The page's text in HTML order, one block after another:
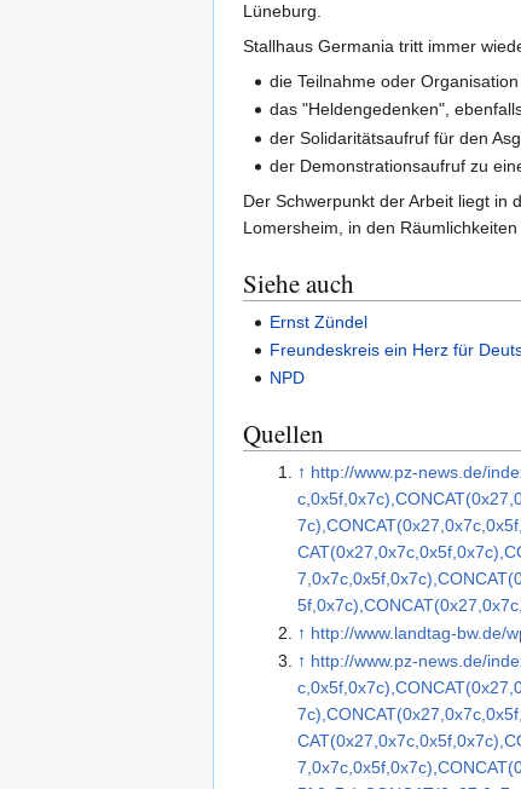
Lüneburg.
Stallhaus Germania tritt immer
die Teilnahme oder
das "Heldengedenken",
der Solidaritätsaufruf für den
der Demonstrationsaufruf zu
Der Schwerpunkt der Arbeit liegt in
Lomersheim, in den
Siehe auch
Ernst Zündel
Freundeskreis ein Herz für
NPD
Quellen
↑ http://www.pz-news.de/
↑ http://www.landtag-bw.de/
↑ http://www.pz-news.de/